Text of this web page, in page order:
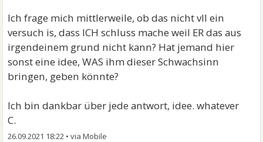
Ich frage mich mittlerweile, ob das nicht vll ein
versuch is, dass ICH schluss mache weil ER das aus
irgendeinem grund nicht kann? Hat jemand hier
sonst eine idee, WAS ihm dieser Schwachsinn
bringen, geben könnte?
Ich bin dankbar über jede antwort, idee. whatever
C.
26.09.2021 18:22 •